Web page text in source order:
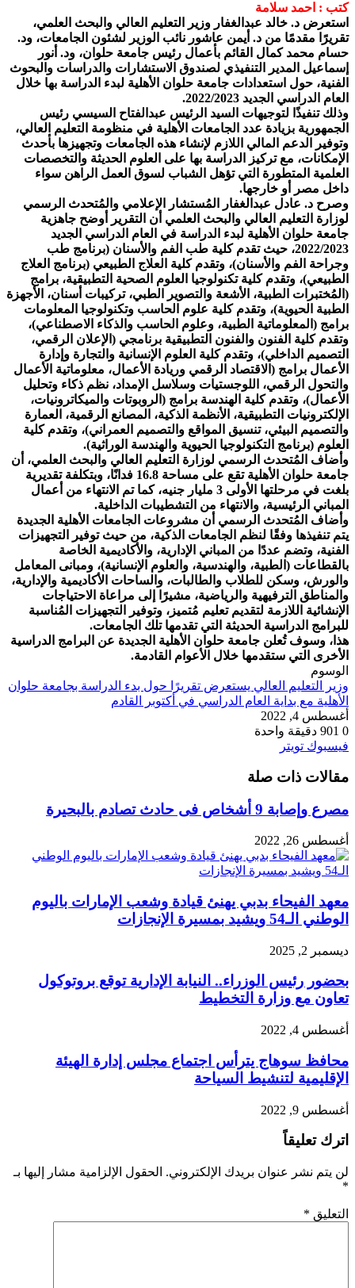
كتب : احمد سلامة
استعرض د. خالد عبدالغفار وزير التعليم العالي والبحث العلمي،
تقريرًا مقدمًا من د. أيمن عاشور نائب الوزير لشئون الجامعات، ود.
حسام محمد كمال القائم بأعمال رئيس جامعة حلوان، ود. أنور
إسماعيل المدير التنفيذي لصندوق الاستشارات والدراسات والبحوث
الفنية، حول استعدادات جامعة حلوان الأهلية لبدء الدراسة بها خلال
العام الدراسي الجديد 2022/2023.
وذلك تنفيذًا لتوجيهات السيد الرئيس عبدالفتاح السيسي رئيس
الجمهورية بزيادة عدد الجامعات الأهلية في منظومة التعليم العالي،
وتوفير الدعم المالي اللازم لإنشاء هذه الجامعات وتجهيزها بأحدث
الإمكانات، مع تركيز الدراسة بها على العلوم الحديثة والتخصصات
العلمية المتطورة التي تؤهل الشباب لسوق العمل الراهن سواء
داخل مصر أو خارجها.
وصرح د. عادل عبدالغفار المُستشار الإعلامي والمُتحدث الرسمي
لوزارة التعليم العالي والبحث العلمي أن التقرير أوضح جاهزية
جامعة حلوان الأهلية لبدء الدراسة في العام الدراسي الجديد
2022/2023، حيث تقدم كلية طب الفم والأسنان (برنامج طب
وجراحة الفم والأسنان)، وتقدم كلية العلاج الطبيعي (برنامج العلاج
الطبيعي)، وتقدم كلية تكنولوجيا العلوم الصحية التطبيقية، برامج
(المُختبرات الطبية، الأشعة والتصوير الطبي، تركيبات أسنان، الأجهزة
الطبية الحيوية)، وتقدم كلية علوم الحاسب وتكنولوجيا المعلومات
برامج (المعلوماتية الطبية، وعلوم الحاسب والذكاء الاصطناعي)،
وتقدم كلية الفنون والفنون التطبيقية برنامجي (الإعلان الرقمي،
التصميم الداخلي)، وتقدم كلية العلوم الإنسانية والتجارة وإدارة
الأعمال برامج (الاقتصاد الرقمي وريادة الأعمال، معلوماتية الأعمال
والتحول الرقمي، اللوجستيات وسلاسل الإمداد، نظم ذكاء وتحليل
الأعمال)، وتقدم كلية الهندسة برامج (الروبوتات والميكاترونيات،
الإلكترونيات التطبيقية، الأنظمة الذكية، المصانع الرقمية، العمارة
والتصميم البيئي، تنسيق المواقع والتصميم العمراني)، وتقدم كلية
العلوم (برنامج التكنولوجيا الحيوية والهندسة الوراثية).
وأضاف المُتحدث الرسمي لوزارة التعليم العالي والبحث العلمي، أن
جامعة حلوان الأهلية تقع على مساحة 16.8 فدانًا، وبتكلفة تقديرية
بلغت في مرحلتها الأولى 3 مليار جنيه، كما تم الانتهاء من أعمال
المباني الرئيسية، والانتهاء من التشطيبات الداخلية.
وأضاف المُتحدث الرسمي أن مشروعات الجامعات الأهلية الجديدة
يتم تنفيذها وفقًا لنظم الجامعات الذكية، من حيث توفير التجهيزات
الفنية، وتضم عددًا من المباني الإدارية، والأكاديمية الخاصة
بالقطاعات (الطبية، والهندسية، والعلوم الإنسانية)، ومبانى المعامل
والورش، وسكن للطلاب والطالبات، والساحات الأكاديمية والإدارية،
والمناطق الترفيهية والرياضية، مشيرًا إلى مراعاة الاحتياجات
الإنشائية اللازمة لتقديم تعليم مُتميز، وتوفير التجهيزات المُناسبة
للبرامج الدراسية الحديثة التي تقدمها تلك الجامعات.
هذا، وسوف تُعلن جامعة حلوان الأهلية الجديدة عن البرامج الدراسية
الأخرى التي ستقدمها خلال الأعوام القادمة.
الوسوم
وزير التعليم العالي يستعرض تقريرًا حول بدء الدراسة بجامعة حلوان
الأهلية مع بداية العام الدراسي في أكتوبر القادم
أغسطس 4, 2022
0
دقيقة واحدة
فيسبوك تويتر
البريد
مقالات ذات صلة
مصرع وإصابة 9 أشخاص فى حادث تصادم بالبحيرة
أغسطس 26, 2022
معهد الفيحاء بدبي يهنئ قيادة وشعب الإمارات باليوم
الوطني الـ54 ويشيد بمسيرة الإنجازات
ديسمبر 2, 2025
بحضور رئيس الوزراء.. النيابة الإدارية توقع بروتوكول
تعاون مع وزارة التخطيط
أغسطس 4, 2022
محافظ سوهاج يترأس اجتماع مجلس إدارة الهيئة
الإقليمية لتنشيط السياحة
أغسطس 9, 2022
اترك تعليقاً
لن يتم نشر عنوان بريدك الإلكتروني. الحقول الإلزامية مشار إليها بـ
*
التعليق *